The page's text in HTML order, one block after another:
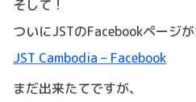
そして！
ついにJSTのFacebookページ
JST Cambodia – Facebook
まだ出来たてですが、